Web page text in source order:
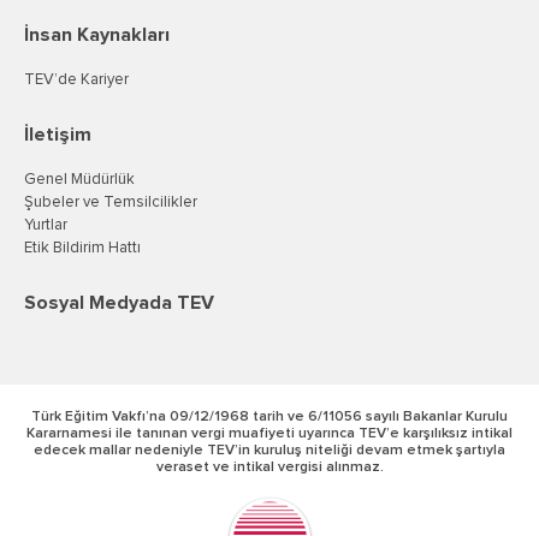
İnsan Kaynakları
TEV’de Kariyer
İletişim
Genel Müdürlük
Şubeler ve Temsilcilikler
Yurtlar
Etik Bildirim Hattı
Sosyal Medyada TEV
Türk Eğitim Vakfı’na 09/12/1968 tarih ve 6/11056 sayılı Bakanlar Kurulu
Kararnamesi ile tanınan vergi muafiyeti uyarınca TEV’e karşılıksız intikal
edecek mallar nedeniyle TEV’in kuruluş niteliği devam etmek şartıyla
veraset ve intikal vergisi alınmaz.